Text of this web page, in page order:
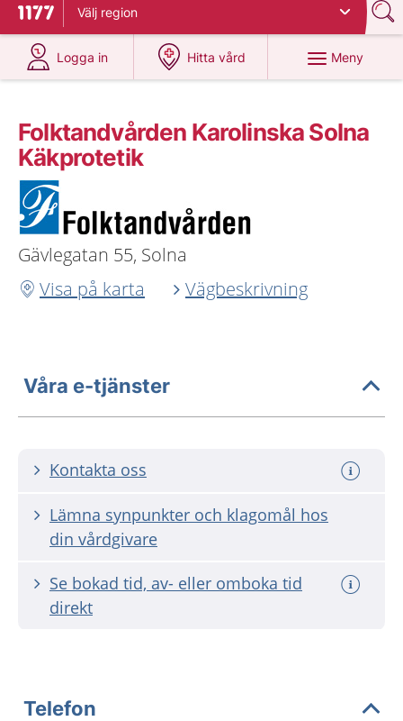
Till startsidan för 1177
Välj region
Logga in
på 1177.se
Hitta vård
på 1177.se
Meny
Folktandvården Karolinska Solna
Käkprotetik
Gävlegatan 55, Solna
Visa på karta
Vägbeskrivning
Våra e-tjänster
Kontakta oss
Lämna synpunkter och klagomål hos
din vårdgivare
Se bokad tid, av- eller omboka tid
direkt
Telefon